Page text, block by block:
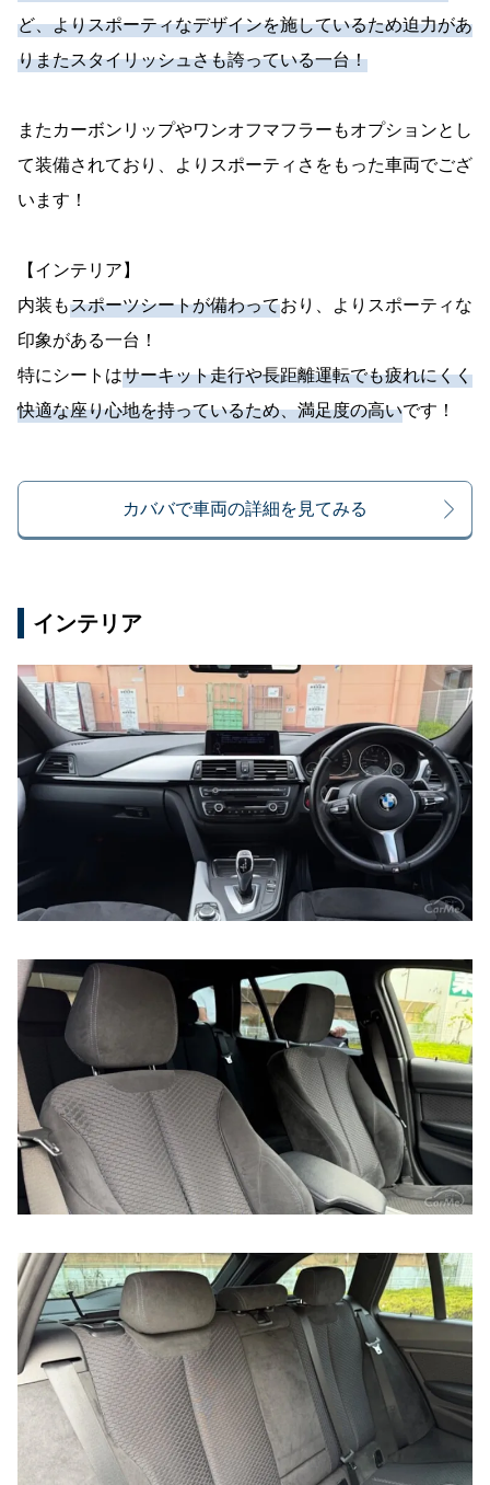
ど、よりスポーティなデザインを施しているため迫力があ
りまたスタイリッシュさも誇っている一台！
またカーボンリップやワンオフマフラーもオプションとし
て装備されており、よりスポーティさをもった車両でござ
います！
【インテリア】
内装もスポーツシートが備わっており、よりスポーティな
印象がある一台！
特にシートはサーキット走行や長距離運転でも疲れにくく
快適な座り心地を持っているため、満足度の高いです！
カババで車両の詳細を見てみる
インテリア